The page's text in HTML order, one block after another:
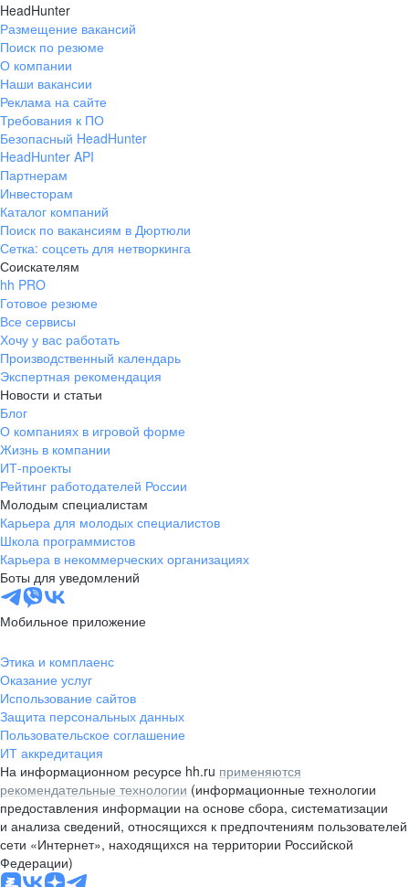
HeadHunter
Размещение вакансий
Поиск по резюме
О компании
Наши вакансии
Реклама на сайте
Требования к ПО
Безопасный HeadHunter
HeadHunter API
Партнерам
Инвесторам
Каталог компаний
Поиск по вакансиям в Дюртюли
Сетка: соцсеть для нетворкинга
Соискателям
hh PRO
Готовое резюме
Все сервисы
Хочу у вас работать
Производственный календарь
Экспертная рекомендация
Новости и статьи
Блог
О компаниях в игровой форме
Жизнь в компании
ИТ-проекты
Рейтинг работодателей России
Молодым специалистам
Карьера для молодых специалистов
Школа программистов
Карьера в некоммерческих организациях
Боты для уведомлений
Мобильное приложение
Этика и комплаенс
Оказание услуг
Использование сайтов
Защита персональных данных
Пользовательское соглашение
ИТ аккредитация
На информационном ресурсе hh.ru применяются
рекомендательные технологии (информационные технологии
предоставления информации на основе сбора, систематизации
и анализа сведений, относящихся к предпочтениям пользователей
сети «Интернет», находящихся на территории Российской
Федерации)